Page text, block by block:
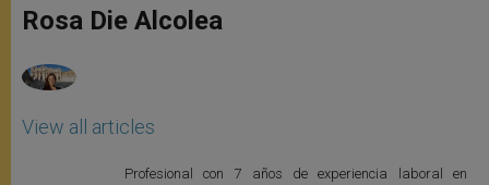
p
p
g
e
o
k
r
Rosa Die Alcolea
View all articles
Profesional con 7 años de experiencia laboral en